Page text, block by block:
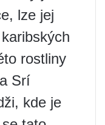
lze jej
rostliny
Srí
kde je